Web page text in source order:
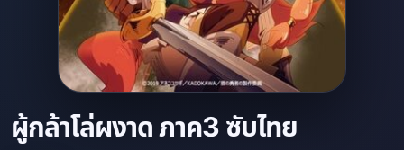
ผู้กล้าโล่ผงาด ภาค3 ซับไทย